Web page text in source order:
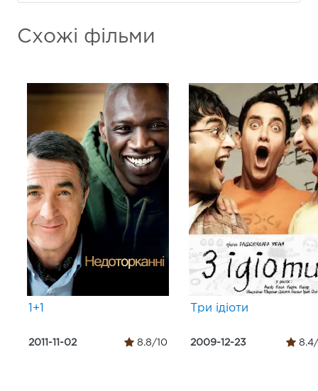
Схожі фільми
1+1
2011-11-02 8.8/10
Три ідіоти
2009-12-23 8.4/